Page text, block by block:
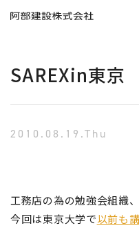
SAREXin東
2010.08.19.Thu
工務店の為の勉強会組織、
今回は東京大学で以前も